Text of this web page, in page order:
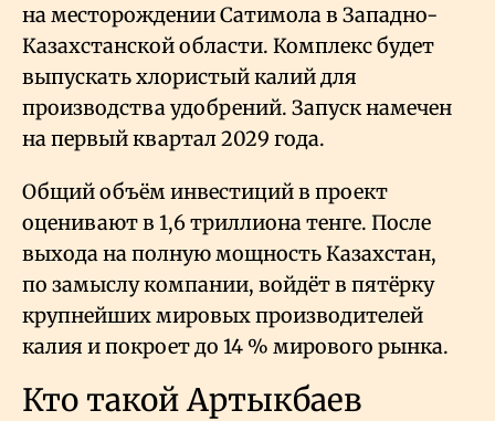
на месторождении Сатимола в Западно-
Казахстанской области. Комплекс будет
выпускать хлористый калий для
производства удобрений. Запуск намечен
на первый квартал 2029 года.
Общий объём инвестиций в проект
оценивают в 1,6 триллиона тенге. После
выхода на полную мощность Казахстан,
по замыслу компании, войдёт в пятёрку
крупнейших мировых производителей
калия и покроет до 14 % мирового рынка.
Кто такой Артыкбаев